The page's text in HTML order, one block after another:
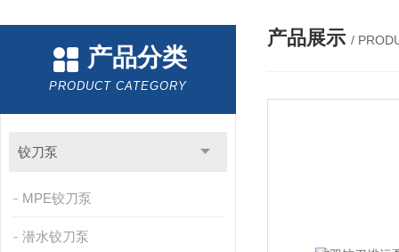
产品分类
PRODUCT CATEGORY
铰刀泵
MPE铰刀泵
潜水铰刀泵
产品展示 /